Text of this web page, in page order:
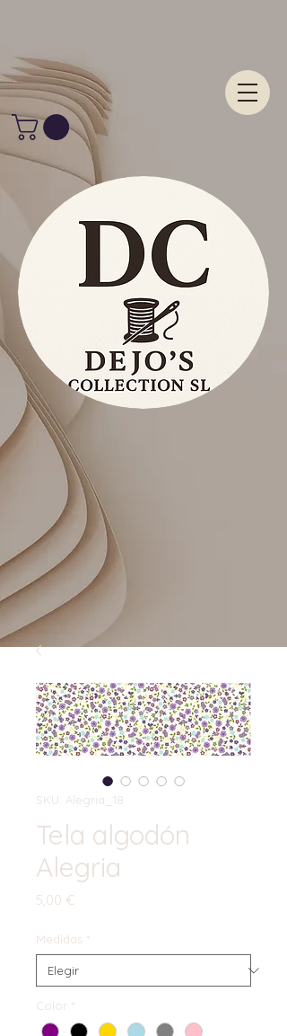
SKU: Alegria_18
Tela algodón
Alegria
5,00 €
Medidas *
Color *